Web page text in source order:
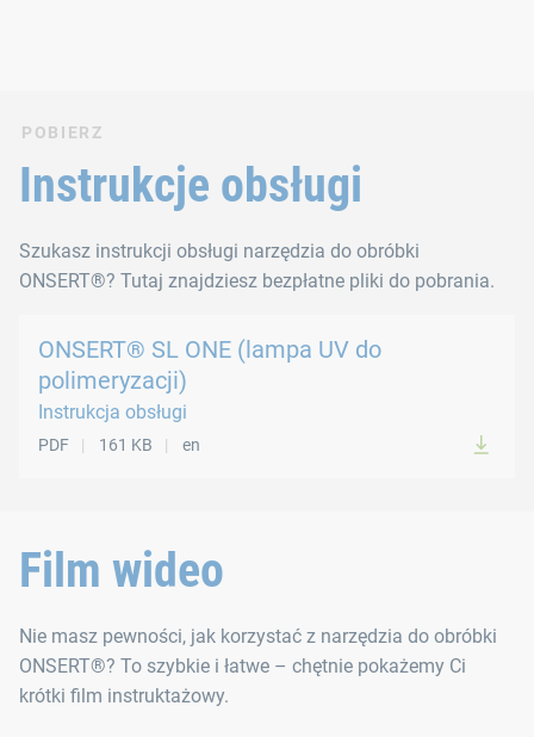
POBIERZ
Instrukcje obsługi
Szukasz instrukcji obsługi narzędzia do obróbki
ONSERT®? Tutaj znajdziesz bezpłatne pliki do pobrania.
ONSERT® SL ONE (lampa UV do
polimeryzacji)
Instrukcja obsługi
PDF 161 KB en
Film wideo
Nie masz pewności, jak korzystać z narzędzia do obróbki
ONSERT®? To szybkie i łatwe – chętnie pokażemy Ci
krótki film instruktażowy.